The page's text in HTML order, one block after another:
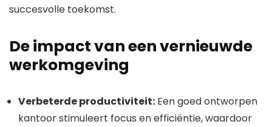
succesvolle toekomst.
De impact van een vernieuwde
werkomgeving
Verbeterde productiviteit: Een goed ontworpen
kantoor stimuleert focus en efficiëntie, waardoor